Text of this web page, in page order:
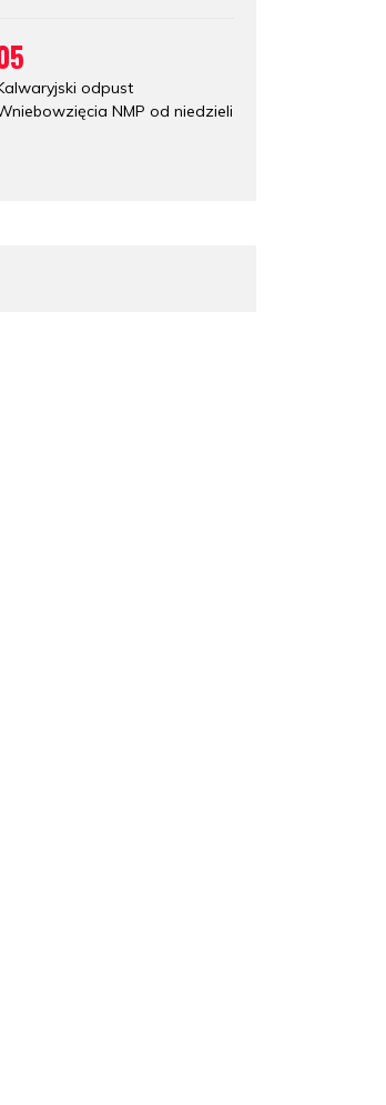
odpust
NMP od niedzieli